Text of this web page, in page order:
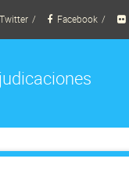
Twitter Facebook